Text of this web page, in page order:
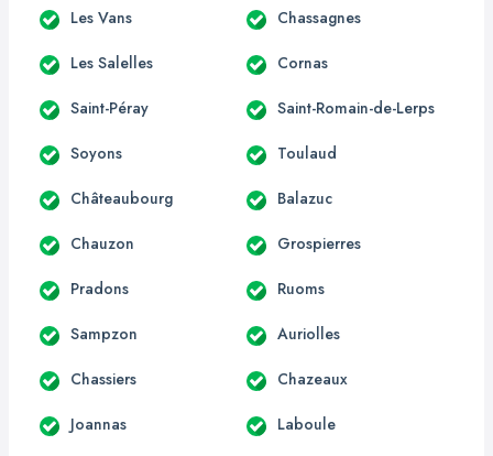
Les Vans Chassagnes
Les Salelles Cornas
Saint-Péray Saint-Romain-de-Lerps
Soyons Toulaud
Châteaubourg Balazuc
Chauzon Grospierres
Pradons Ruoms
Sampzon Auriolles
Chassiers Chazeaux
Joannas Laboule